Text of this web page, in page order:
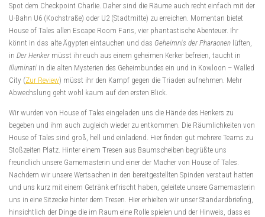
Spot dem Checkpoint Charlie. Daher sind die Räume auch recht einfach mit der
U-Bahn U6 (Kochstraße) oder U2 (Stadtmitte) zu erreichen. Momentan bietet
House of Tales allen Escape Room Fans, vier phantastische Abenteuer. Ihr
könnt in das alte Ägypten eintauchen und das Geheimnis der Pharaonen lüften,
in Der Henker müsst ihr euch aus einem geheimen Kerker befreien, taucht in
Illuminati in die alten Mysterien des Geheimbundes ein und in Kowloon – Walled
City (Zur Review) müsst ihr den Kampf gegen die Triaden aufnehmen. Mehr
Abwechslung geht wohl kaum auf den ersten Blick.
Wir wurden von House of Tales eingeladen uns die Hände des Henkers zu
begeben und ihm auch zugleich wieder zu entkommen. Die Räumlichkeiten von
House of Tales sind groß, hell und einladend. Hier finden gut mehrere Teams zu
Stoßzeiten Platz. Hinter einem Tresen aus Baumscheiben begrüßte uns
freundlich unsere Gamemasterin und einer der Macher von House of Tales.
Nachdem wir unsere Wertsachen in den bereitgestellten Spinden verstaut hatten
und uns kurz mit einem Getränk erfrischt haben, geleitete unsere Gamemasterin
uns in eine Sitzecke hinter dem Tresen. Hier erhielten wir unser Standardbriefing,
hinsichtlich der Dinge die im Raum eine Rolle spielen und der Hinweis, dass es